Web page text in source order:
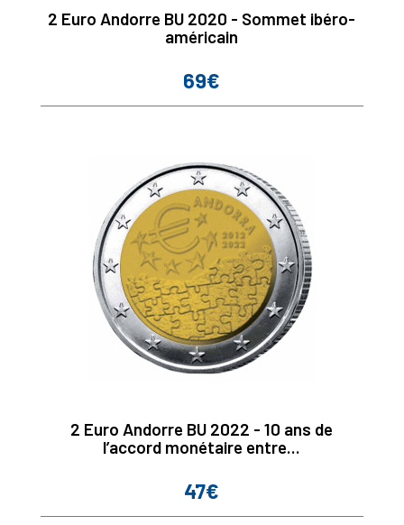
2 Euro Andorre BU 2020 - Sommet ibéro-
américain
Prix
69€
2 Euro Andorre BU 2022 - 10 ans de
l’accord monétaire entre...
Prix
47€